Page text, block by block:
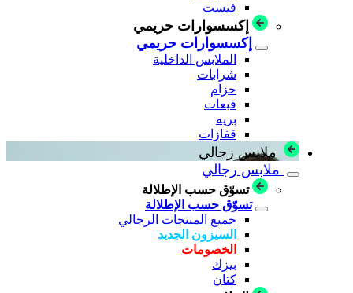
فيست
إكسسوارات حريمي
إكسسوارات حريمي
الملابس الداخلية
شرابات
حزام
قبعات
بريه
قفازات
ملابس رجالي
ملابس رجالي
تسوّق حسب الإطلالة
تسوّق حسب الإطلالة
جميع المنتجات الرجالي
السيزون الجديد
الخصومات
بيزك
كتان